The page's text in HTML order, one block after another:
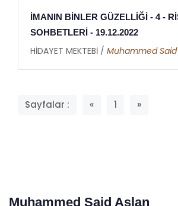
İMANIN BİNLER GÜZELLİĞİ - 4 -
SOHBETLERİ - 19.12.2022
HİDAYET MEKTEBİ / Muhammed Said
Sayfalar : « 1 »
Muhammed Said Aslan